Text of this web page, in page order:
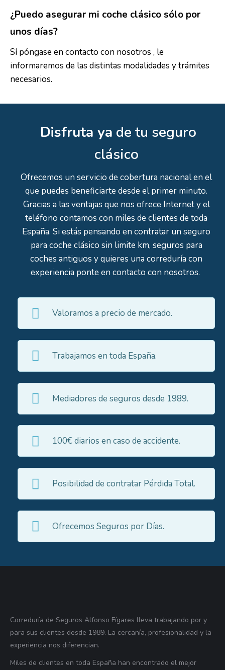
¿Puedo asegurar mi coche clásico sólo por
unos días?
Sí póngase en contacto con nosotros , le
informaremos de las distintas modalidades y trámites
necesarios.
Disfruta ya de tu seguro
clásico
Ofrecemos un servicio de cobertura nacional en el
que puedes beneficiarte desde el primer minuto.
Gracias a las ventajas que nos ofrece Internet y el
teléfono contamos con miles de clientes de toda
España. Si estás pensando en contratar un seguro
para coche clásico sin limite km, seguros para
coches antiguos y quieres una correduría con
experiencia ponte en contacto con nosotros.
Valoramos a precio de mercado.
Trabajamos en toda España.
Mediadores de seguros desde 1989.
100€ diarios en caso de accidente.
Posibilidad de contratar Pérdida Total.
Ofrecemos Seguros por Días.
Correduría de Seguros Alfonso Fígares lleva trabajando por y
para sus clientes desde 1989. La cercanía, profesionalidad y la
experiencia nos diferencian.
Miles de clientes en toda España han encontrado el mejor